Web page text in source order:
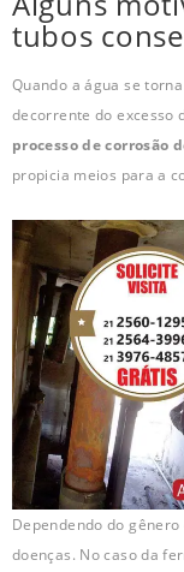
tubos
Quando a água se
decorrente do excesso
processo de corrosão
propicia meios para a
Dependendo do gênero
doenças. No caso da